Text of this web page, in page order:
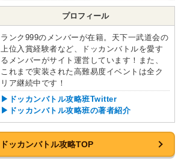
プロフィール
ランク999のメンバーが在籍。天下一武道会の
上位入賞経験者など、ドッカンバトルを愛す
るメンバーがサイト運営しています！また、
これまで実装された高難易度イベントは全ク
リア継続中です！
▶ドッカンバトル攻略班Twitter
▶ドッカンバトル攻略班の著者紹介
ドッカンバトル攻略TOP